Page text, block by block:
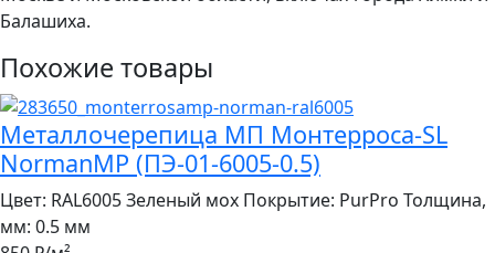
Балашиха.
Похожие товары
Металлочерепица МП Монтерроса-SL
NormanMP (ПЭ-01-6005-0.5)
Цвет: RAL6005 Зеленый мох Покрытие: PurPro Толщина,
мм: 0.5 мм